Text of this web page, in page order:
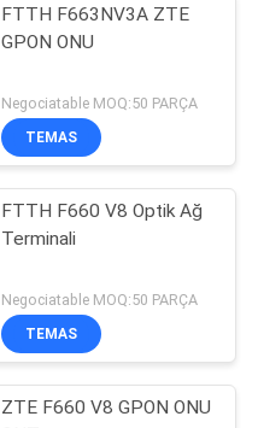
FTTH F663NV3A ZTE
GPON ONU
Negociatable MOQ:50 PARÇA
TEMAS
FTTH F660 V8 Optik Ağ
Terminali
Negociatable MOQ:50 PARÇA
TEMAS
ZTE F660 V8 GPON ONU